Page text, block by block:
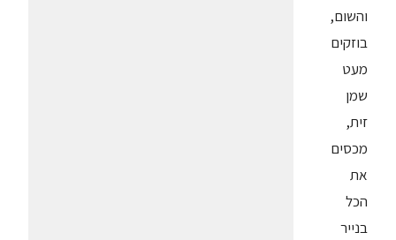
והשום,
בוזקים
מעט
שמן
זית,
מכסים
את
הכל
בנייר